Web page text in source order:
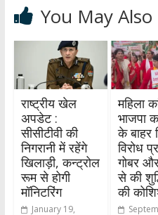
You May Also
राष्ट्रीय खेल
अपडेट :
सीसीटीवी की
निगरानी में रहेंगे
खिलाड़ी, कन्ट्रोल
रूम से होगी
मॉनिटरिंग
January 19,
महिला
भाजपा
के बाहर
विरोध
गोबर
से की
की